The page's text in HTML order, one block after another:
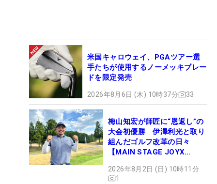
米国キャロウェイ、PGAツアー選
手たちが使用するノーメッキブレー
ドを限定発売
2026年8月6日 (木) 10時37分 33
梅山知宏が師匠に“恩返し”の
大会初優勝 伊澤利光と取り
組んだゴルフ改革の日々
【MAIN STAGE JOYX
2026年8月2日 (日) 10時11分
1